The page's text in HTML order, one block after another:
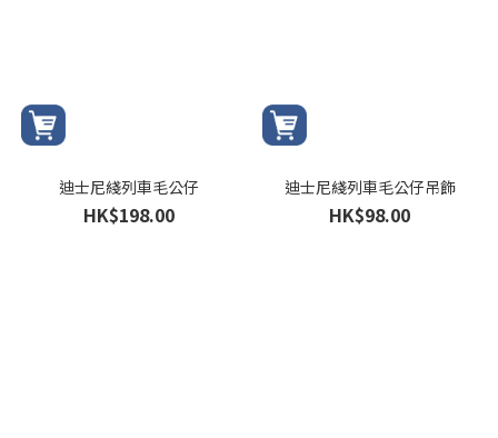
迪士尼綫列車毛公仔
HK$198.00
迪士尼綫列車毛公仔吊飾
HK$98.00